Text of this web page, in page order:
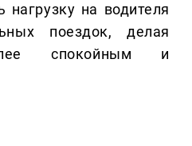
нагрузку на водителя
поездок, делая
спокойным и